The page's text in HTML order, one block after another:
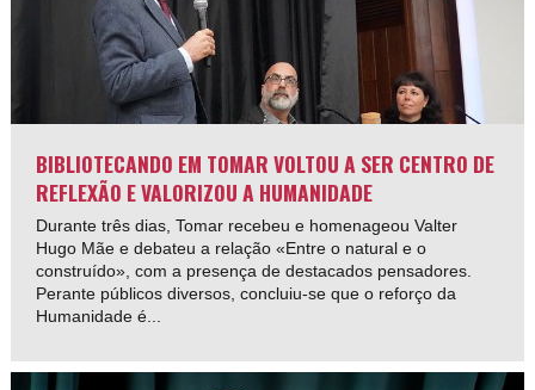
BIBLIOTECANDO EM TOMAR VOLTOU A SER CENTRO DE
REFLEXÃO E VALORIZOU A HUMANIDADE
Durante três dias, Tomar recebeu e homenageou Valter
Hugo Mãe e debateu a relação «Entre o natural e o
construído», com a presença de destacados pensadores.
Perante públicos diversos, concluiu-se que o reforço da
Humanidade é...